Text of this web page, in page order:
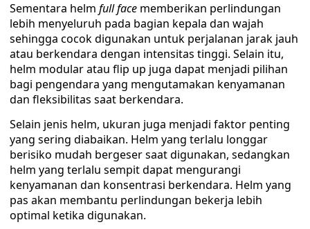
Sementara helm full face memberikan perlindungan
lebih menyeluruh pada bagian kepala dan wajah
sehingga cocok digunakan untuk perjalanan jarak jauh
atau berkendara dengan intensitas tinggi. Selain itu,
helm modular atau flip up juga dapat menjadi pilihan
bagi pengendara yang mengutamakan kenyamanan
dan fleksibilitas saat berkendara.
Selain jenis helm, ukuran juga menjadi faktor penting
yang sering diabaikan. Helm yang terlalu longgar
berisiko mudah bergeser saat digunakan, sedangkan
helm yang terlalu sempit dapat mengurangi
kenyamanan dan konsentrasi berkendara. Helm yang
pas akan membantu perlindungan bekerja lebih
optimal ketika digunakan.